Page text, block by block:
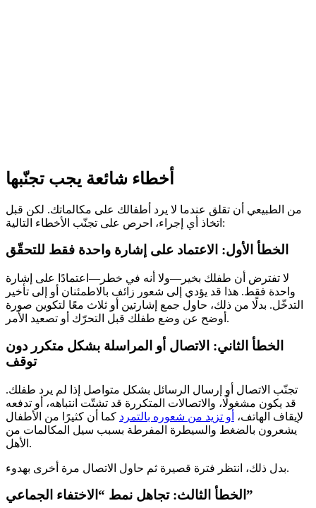
أخطاء شائعة يجب تجنّبها
من الطبيعي أن تقلق عندما لا يرد أطفالك على مكالماتك. لكن قبل
اتخاذ أي إجراء، احرص على تجنّب الأخطاء التالية:
الخطأ الأول: الاعتماد على إشارة واحدة فقط للتحقّق
لا تفترض أن طفلك بخير—ولا أنه في خطر—اعتمادًا على إشارة
واحدة فقط. هذا قد يؤدي إلى شعور زائف بالاطمئنان أو إلى تأخير
التدخّل. بدلًا من ذلك، حاول جمع إشارتين أو ثلاث معًا لتكوين صورة
أوضح عن وضع طفلك قبل التحرّك أو تصعيد الأمر.
الخطأ الثاني: الاتصال أو المراسلة بشكل متكرر دون
توقف
تجنّب الاتصال أو إرسال الرسائل بشكل متواصل إذا لم يرد طفلك.
قد يكون مشغولًا، والاتصالات المتكررة قد تشتّت انتباهه، أو تدفعه
لإيقاف الهاتف، أو تزيد من شعوره بالتمرد كما أن كثيرًا من الأطفال
يشعرون بالضغط والسيطرة المفرطة بسبب سيل المكالمات من
الأهل.
بدل ذلك، انتظر فترة قصيرة ثم حاول الاتصال مرة أخرى بهدوء.
الخطأ الثالث: تجاهل نمط “الاختفاء الجماعي”